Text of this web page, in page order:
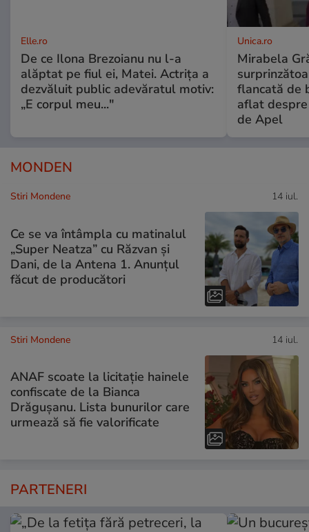
Elle.ro
De ce Ilona Brezoianu nu l-a
alăptat pe fiul ei, Matei. Actrița a
dezvăluit public adevăratul motiv:
„E corpul meu..."
Unica.ro
Mirabela
flancată de
aflat
de Apel
MONDEN
Stiri Mondene 14 iul.
Ce se va întâmpla cu matinalul
„Super Neatza” cu Răzvan şi
Dani, de la Antena 1. Anunțul
făcut de producători
Stiri Mondene 14 iul.
ANAF scoate la licitație hainele
confiscate de la Bianca
Drăgușanu. Lista bunurilor care
urmează să fie valorificate
PARTENERI